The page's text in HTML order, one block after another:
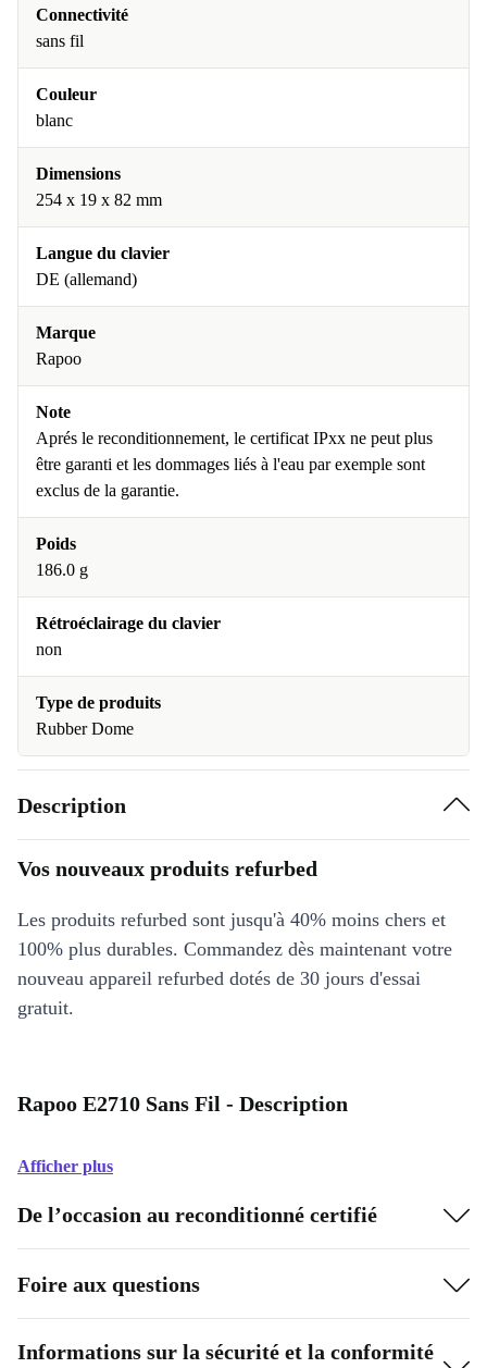
Connectivité
sans fil
Couleur
blanc
Dimensions
254 x 19 x 82 mm
Langue du clavier
DE (allemand)
Marque
Rapoo
Note
Aprés le reconditionnement, le certificat IPxx ne peut plus
être garanti et les dommages liés à l'eau par exemple sont
exclus de la garantie.
Poids
186.0 g
Rétroéclairage du clavier
non
Type de produits
Rubber Dome
Description
Vos nouveaux produits refurbed
Les produits refurbed sont jusqu'à 40% moins chers et
100% plus durables. Commandez dès maintenant votre
nouveau appareil refurbed dotés de 30 jours d'essai
gratuit.
Rapoo E2710 Sans Fil - Description
Afficher plus
De l’occasion au reconditionné certifié
Foire aux questions
Informations sur la sécurité et la conformité